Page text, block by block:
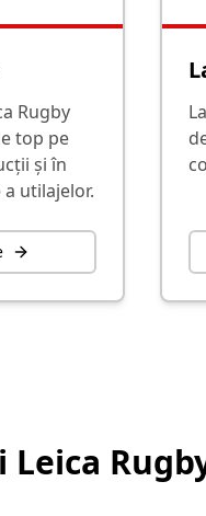
Rugby
top pe
și în
utilajelor.